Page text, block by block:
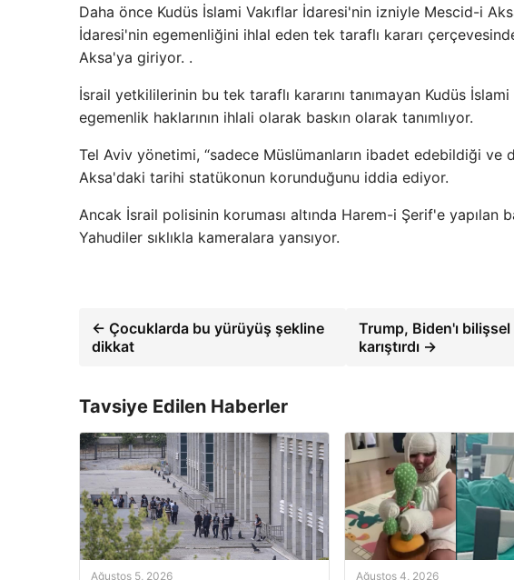
Daha önce Kudüs İslami Vakıflar İdaresi'nin izniyle Mescid-i
İdaresi'nin egemenliğini ihlal eden tek taraflı kararı
Aksa'ya giriyor. .
İsrail yetkililerinin bu tek taraflı kararını tanımayan Kudüs
egemenlik haklarının ihlali olarak baskın olarak tanımlıyor.
Tel Aviv yönetimi, “sadece Müslümanların ibadet edebildiği ve
Aksa'daki tarihi statükonun korunduğunu iddia ediyor.
Ancak İsrail polisinin koruması altında Harem-i Şerif'e
Yahudiler sıklıkla kameralara yansıyor.
← Çocuklarda bu yürüyüş şekline
dikkat
Trump, Biden'ı
karıştırdı →
Tavsiye Edilen Haberler
Ağustos 5, 2026 Ağustos 4, 2026